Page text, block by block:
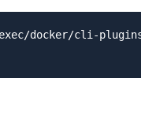
docker/cli-